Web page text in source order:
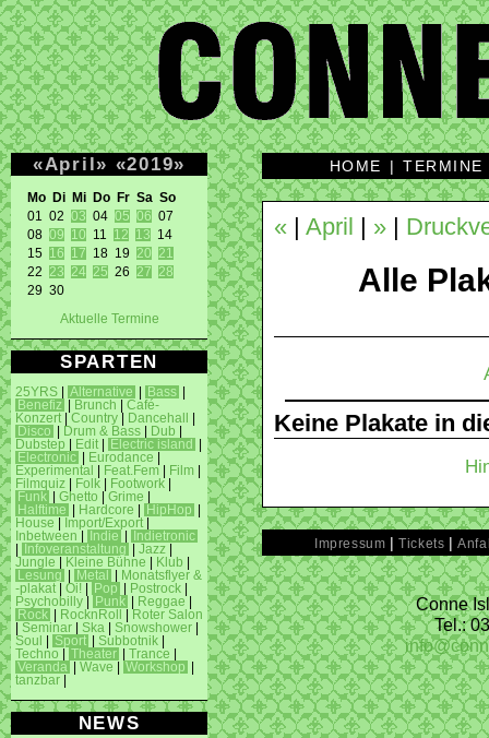
«April» «2019»
Mo Di Mi Do Fr Sa So
01 02 03 04 05 06 07
08 09 10 11 12 13 14
15 16 17 18 19 20
21
22 23 24 25 26 27
28
29 30
Aktuelle Termine
SPARTEN
25YRS Alternative Bass
Benefiz
Brunch
Café-
Konzert
Country Dancehall
Disco
Drum & Bass Dub
Dubstep
Edit Electric island
Electronic
Eurodance
Experimental
Feat.Fem Film
Filmquiz
Folk Footwork
Funk
Ghetto Grime
Halftime
Hardcore HipHop
House
Import/Export
Inbetween
Indie
Indietronic
Infoveranstaltung Jazz
Jungle
Kleine Bühne Klub
Lesung
Metal
Monatsflyer &
-plakat
Oi! Pop Postrock
Psychobilly
Punk Reggae
Rock
RocknRoll
Roter Salon
Seminar Ska Snowshower
Soul
Sport Subbotnik
Techno
Theater Trance
Veranda
Wave Workshop
tanzbar
NEWS
HOME |TERMINE
« April »
Alle
Keine Plakate in
Impressum |Tickets |
Conne
Tel.: